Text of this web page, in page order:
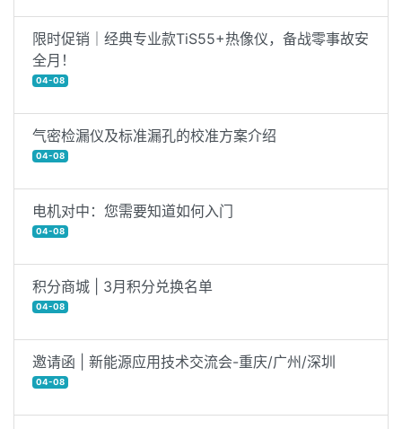
限时促销｜经典专业款TiS55+热像仪，备战零事故安
全月！
04-08
气密检漏仪及标准漏孔的校准方案介绍
04-08
电机对中：您需要知道如何入门
04-08
积分商城 | 3月积分兑换名单
04-08
邀请函 | 新能源应用技术交流会-重庆/广州/深圳
04-08